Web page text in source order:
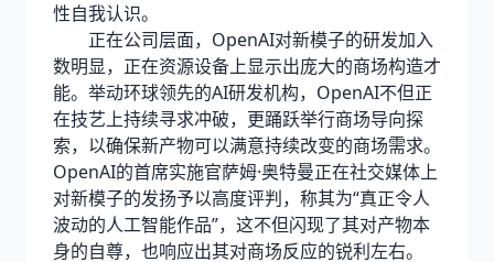
性自我认识。
正在公司层面，OpenAI对新模子的研发加入
数明显，正在资源设备上显示出庞大的商场构造才
能。举动环球领先的AI研发机构，OpenAI不但正
在技艺上持续寻求冲破，更踊跃举行商场导向探
索，以确保新产物可以满意持续改变的商场需求。
OpenAI的首席实施官萨姆·奥特曼正在社交媒体上
对新模子的发扬予以高度评判，称其为“真正令人
波动的人工智能作品”，这不但闪现了其对产物本
身的自尊，也响应出其对商场反应的锐利左右。